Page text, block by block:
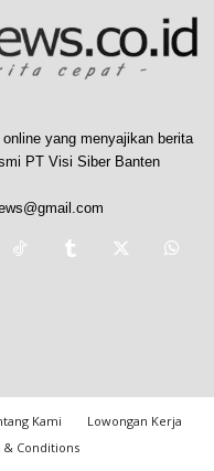
yang menyajikan berita
PT Visi Siber Banten
Kami
Lowongan Kerja
Conditions